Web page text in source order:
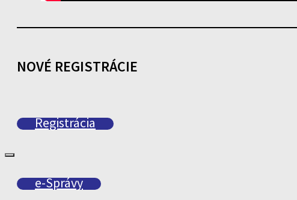
NOVÉ REGISTRÁCIE
Registrácia
e-Správy